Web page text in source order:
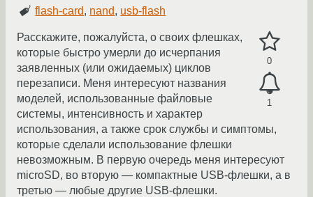
flash-card, nand, usb-flash
0
1
Расскажите, пожалуйста, о своих флешках,
которые быстро умерли до исчерпания
заявленных (или ожидаемых) циклов
перезаписи. Меня интересуют названия
моделей, использованные файловые
системы, интенсивность и характер
использования, а также срок службы и симптомы,
которые сделали использование флешки
невозможным. В первую очередь меня интересуют
microSD, во вторую — компактные USB-флешки, а в
третью — любые другие USB-флешки.